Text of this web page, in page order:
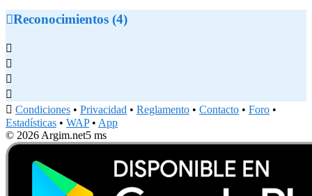
Reconocimientos (4)




 Condiciones • Privacidad • Reglamento • Contacto • Foro •
Estadísticas • WAP• App
© 2026 Argim.net5 ms